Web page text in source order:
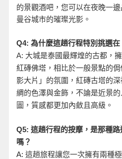
的景觀酒吧，您可以在夜晚一
曼谷城市的璀璨光影。
Q4: 為什麼這趟行程特別挑選
A: 大城是泰國最輝煌的古都，
紅磚佛塔，相比於一般景點的
影大片」的氛圍，紅磚古塔的
綢的色澤與金飾，不論是近景
圖，質感都更加內斂且高級。
Q5: 這趟行程的按摩，是那種
嗎？
A: 這趟旅程讓您一次擁有兩種